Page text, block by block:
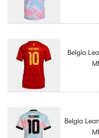
Belgia
Belgia